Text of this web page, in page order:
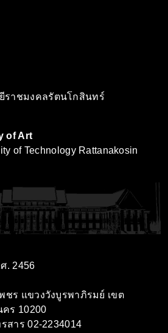
ราชมงคลรัตนโกสินทร์
of Art
of Technology Rattanakosin
. 2456
ชร แขวงวังบูรพาภิรมย์ เขต
ร 10200
สาร 02-2234014